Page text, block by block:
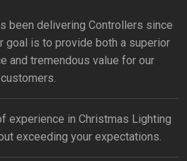
been delivering Controllers since
goal is to provide both a superior
and tremendous value for our
customers.
experience in Christmas Lighting
exceeding your expectations.